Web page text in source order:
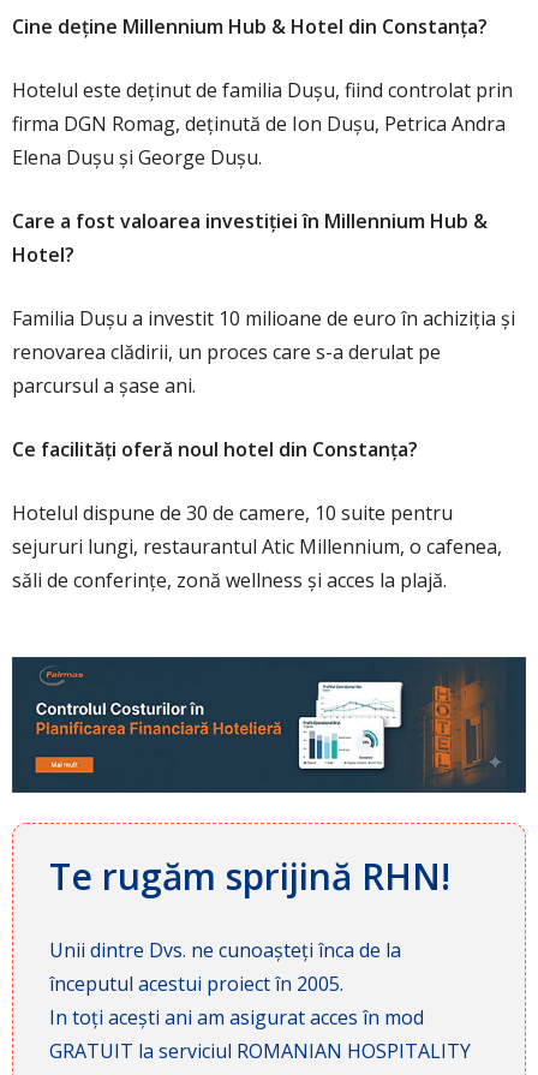
Cine deține Millennium Hub & Hotel din Constanța?
Hotelul este deținut de familia Dușu, fiind controlat prin
firma DGN Romag, deținută de Ion Dușu, Petrica Andra
Elena Dușu și George Dușu.
Care a fost valoarea investiției în Millennium Hub &
Hotel?
Familia Dușu a investit 10 milioane de euro în achiziția și
renovarea clădirii, un proces care s-a derulat pe
parcursul a șase ani.
Ce facilități oferă noul hotel din Constanța?
Hotelul dispune de 30 de camere, 10 suite pentru
sejururi lungi, restaurantul Atic Millennium, o cafenea,
săli de conferințe, zonă wellness și acces la plajă.
Te rugăm sprijină RHN!
Unii dintre Dvs. ne cunoașteți înca de la
începutul acestui proiect în 2005.
In toți acești ani am asigurat acces în mod
GRATUIT la serviciul ROMANIAN HOSPITALITY